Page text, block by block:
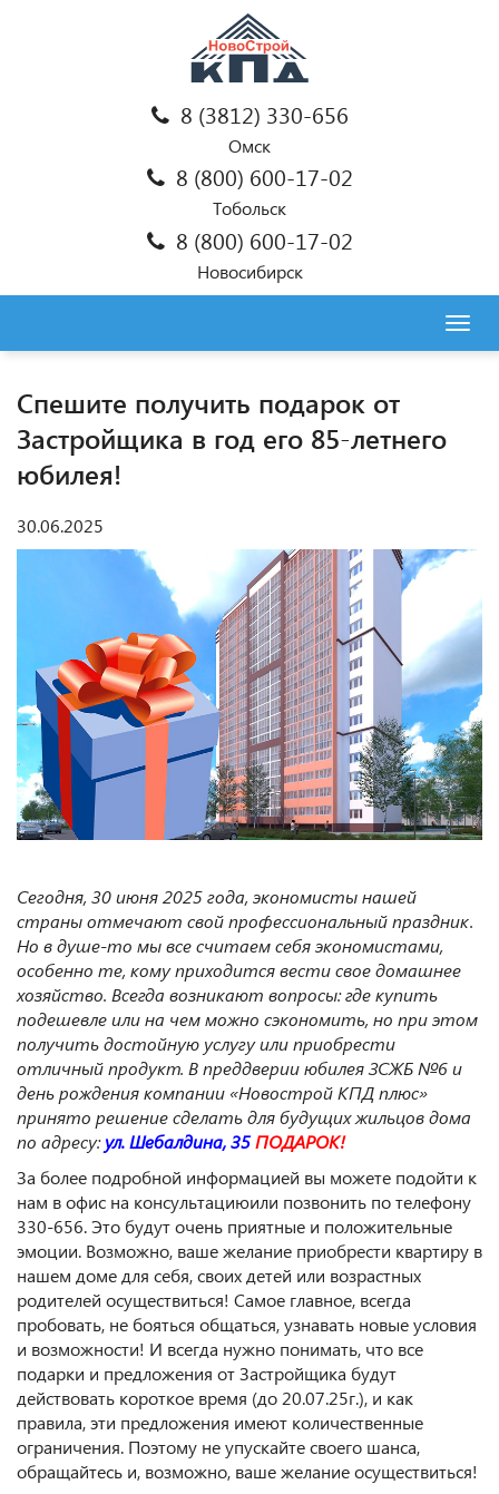
8 (3812) 330-656
Омск
8 (800) 600-17-02
Тобольск
8 (800) 600-17-02
Новосибирск
Спешите получить подарок от
Застройщика в год его 85-летнего
юбилея!
30.06.2025
Сегодня, 30 июня 2025 года, экономисты нашей
страны отмечают свой профессиональный праздник.
Но в душе-то мы все считаем себя экономистами,
особенно те, кому приходится вести свое домашнее
хозяйство. Всегда возникают вопросы: где купить
подешевле или на чем можно сэкономить, но при этом
получить достойную услугу или приобрести
отличный продукт. В преддверииюбилея ЗСЖБ №6и
день рождениякомпании «НовостройКПД плюс»
принято решение сделать для будущих жильцов дома
по адресу:ул.Шебалдина,35ПОДАРОК!
За более подробной информацией вы можете подойти к
нам в офис на консультациюили позвонить по телефону
330-656. Это будут очень приятные и положительные
эмоции. Возможно, ваше желание приобрести квартиру в
нашем доме для себя, своих детей или возрастных
родителей осуществиться! Самое главное, всегда
пробовать, не бояться общаться, узнавать новые условия
и возможности! И всегда нужно понимать, что все
подарки и предложения от Застройщика будут
действовать короткое время (до 20.07.25г.), и как
правила, эти предложения имеют количественные
ограничения. Поэтому не упускайте своего шанса,
обращайтесь и, возможно, ваше желание осуществиться!